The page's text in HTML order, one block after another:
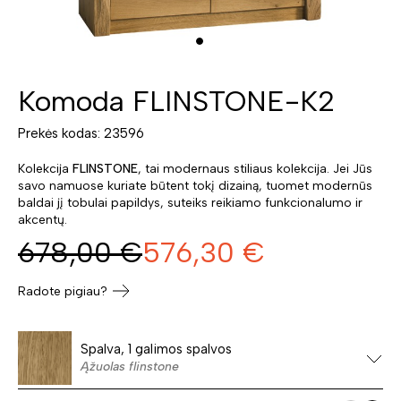
Komoda FLINSTONE-K2
Prekės kodas: 23596
Kolekcija FLINSTONE, tai modernaus stiliaus kolekcija. Jei Jūs
savo namuose kuriate būtent tokį dizainą, tuomet modernūs
baldai jį tobulai papildys, suteiks reikiamo funkcionalumo ir
akcentų.
678,00 €576,30 €
Radote pigiau?
Spalva, 1 galimos spalvos
Ąžuolas flinstone